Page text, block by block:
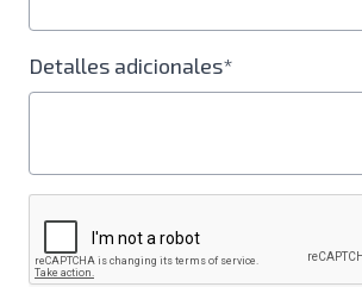
Detalles adicionales*